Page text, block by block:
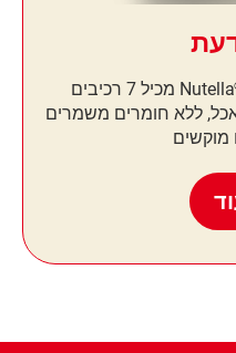
Nutella
מכיל 7 רכיבים
ללא חומרים משמרים
מוקשים